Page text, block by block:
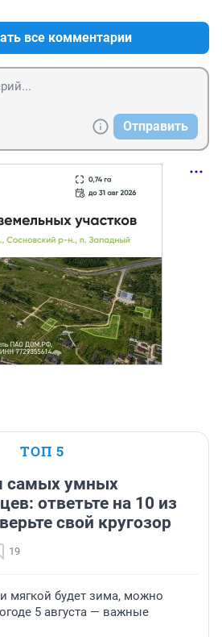
просто был клубок проводов!
питания. А уж как кабельщики
знаю.
все комментарии
Отправить
ТОП 5
самых умных
ответьте на 10 из
свой кругозор
19
мягкой будет зима, можно
5 августа — важные